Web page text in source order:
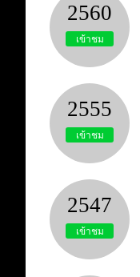
2560
เข้าชม
2555
เข้าชม
2547
เข้าชม